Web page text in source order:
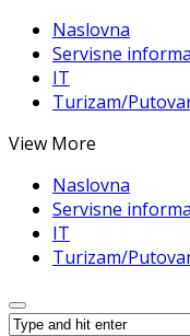
Naslovna
Servisne
IT
Turizam/
View More
Naslovna
Servisne
IT
Turizam/